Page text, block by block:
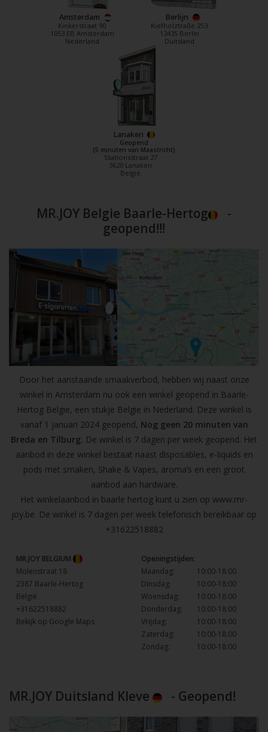
Amsterdam
Kinkerstraat 90
1053 EB Amsterdam
Nederland
Berlijn
Kiefholztraße 253
12435 Berlin
Duitsland
Lanaken
Geopend
(5 minuten van Maastricht)
Stationsstraat 27
3620 Lanaken
België
MR.JOY Belgie Baarle-Hertog
-
geopend!!!
Door het aanstaande smaakverbod, hebben wij naast onze
winkel in Amsterdam nu ook een winkel geopend in Baarle-
Hertog Belgie, een stukje Belgie in Nederland. Deze winkel is
vanaf 1 januari 2024 geopend, Nog geen 20 minuten van
Breda en Tilburg. De winkel is 7 dagen per week geopend. Het
aanbod in deze winkel bestaat naast disposables, e-liquids en
pods met smaken, Shake & Vapes, aroma’s en een groot
aanbod aan hardware.
Het winkelaanbod in baarle hertog kunt u zien op www.mr-
joy.be. De winkel is 7 dagen per week telefonisch bereikbaar op
+31622518882
MR.JOY BELGIUM
Molenstraat 18
2387 Baarle-Hertog
België
+31622518882
Bekijk op Google Maps
Openingstijden:
Maandag:
10:00-18:00
Dinsdag:
10:00-18:00
Woensdag:
10:00-18:00
Donderdag:
10:00-18:00
Vrijdag:
10:00-18:00
Zaterdag:
10:00-18:00
Zondag:
10:00-18:00
MR.JOY Duitsland Kleve - Geopend!